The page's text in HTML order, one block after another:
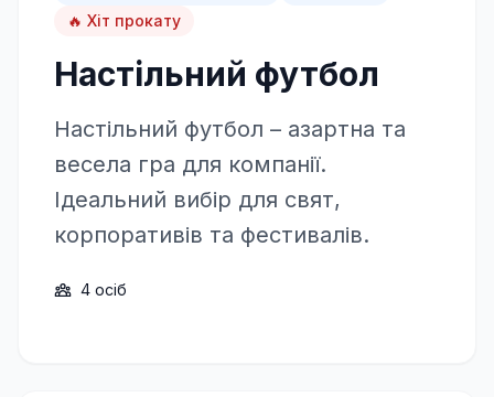
🔥 Хіт прокату
Настільний футбол
Настільний футбол – азартна та
весела гра для компанії.
Ідеальний вибір для свят,
корпоративів та фестивалів.
4 осіб